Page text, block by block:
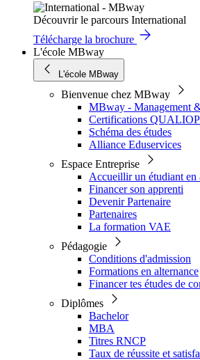
Découvrir le parcours International
Télécharge la brochure
L'école MBway
L'école MBway
Bienvenue chez MBway
MBway - Management
Certifications
Schéma des études
Alliance Eduservices
Espace Entreprise
Accueillir un étudiant en
Financer son apprenti
Devenir Partenaire
Partenaires
La formation VAE
Pédagogie
Conditions d'admission
Formations en alternance
Financer tes études de
Diplômes
Bachelor
MBA
Titres RNCP
Taux de réussite et